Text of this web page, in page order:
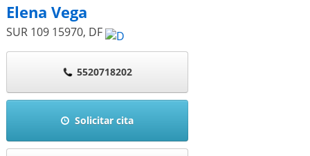
Elena Vega
SUR 109 15970, DF
5520718202
Solicitar cita